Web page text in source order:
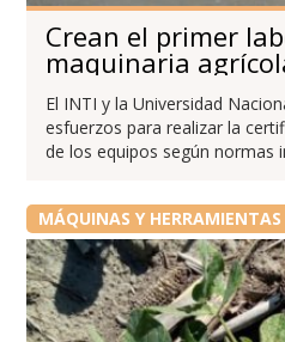
Crean el primer
maquinaria
El INTI y la Universidad
esfuerzos para realizar la
de los equipos según normas
MÁQUINAS Y HERRAMIENTAS